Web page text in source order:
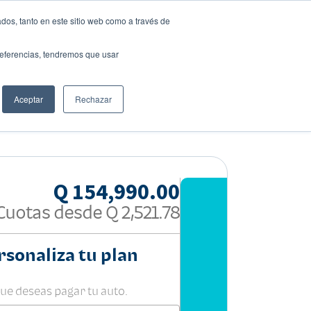
tanto en este sitio web como a través de
tendremos que usar
Aceptar Rechazar
Compartir:
Q 154,990.00
desde Q 2,521.78
tu plan
deseas pagar tu auto.